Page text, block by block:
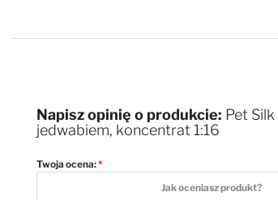
Napisz opinię o produkcie: Pet
jedwabiem, koncentrat 1:16
Twoja ocena:
Jak oceniasz produkt?
5 stars